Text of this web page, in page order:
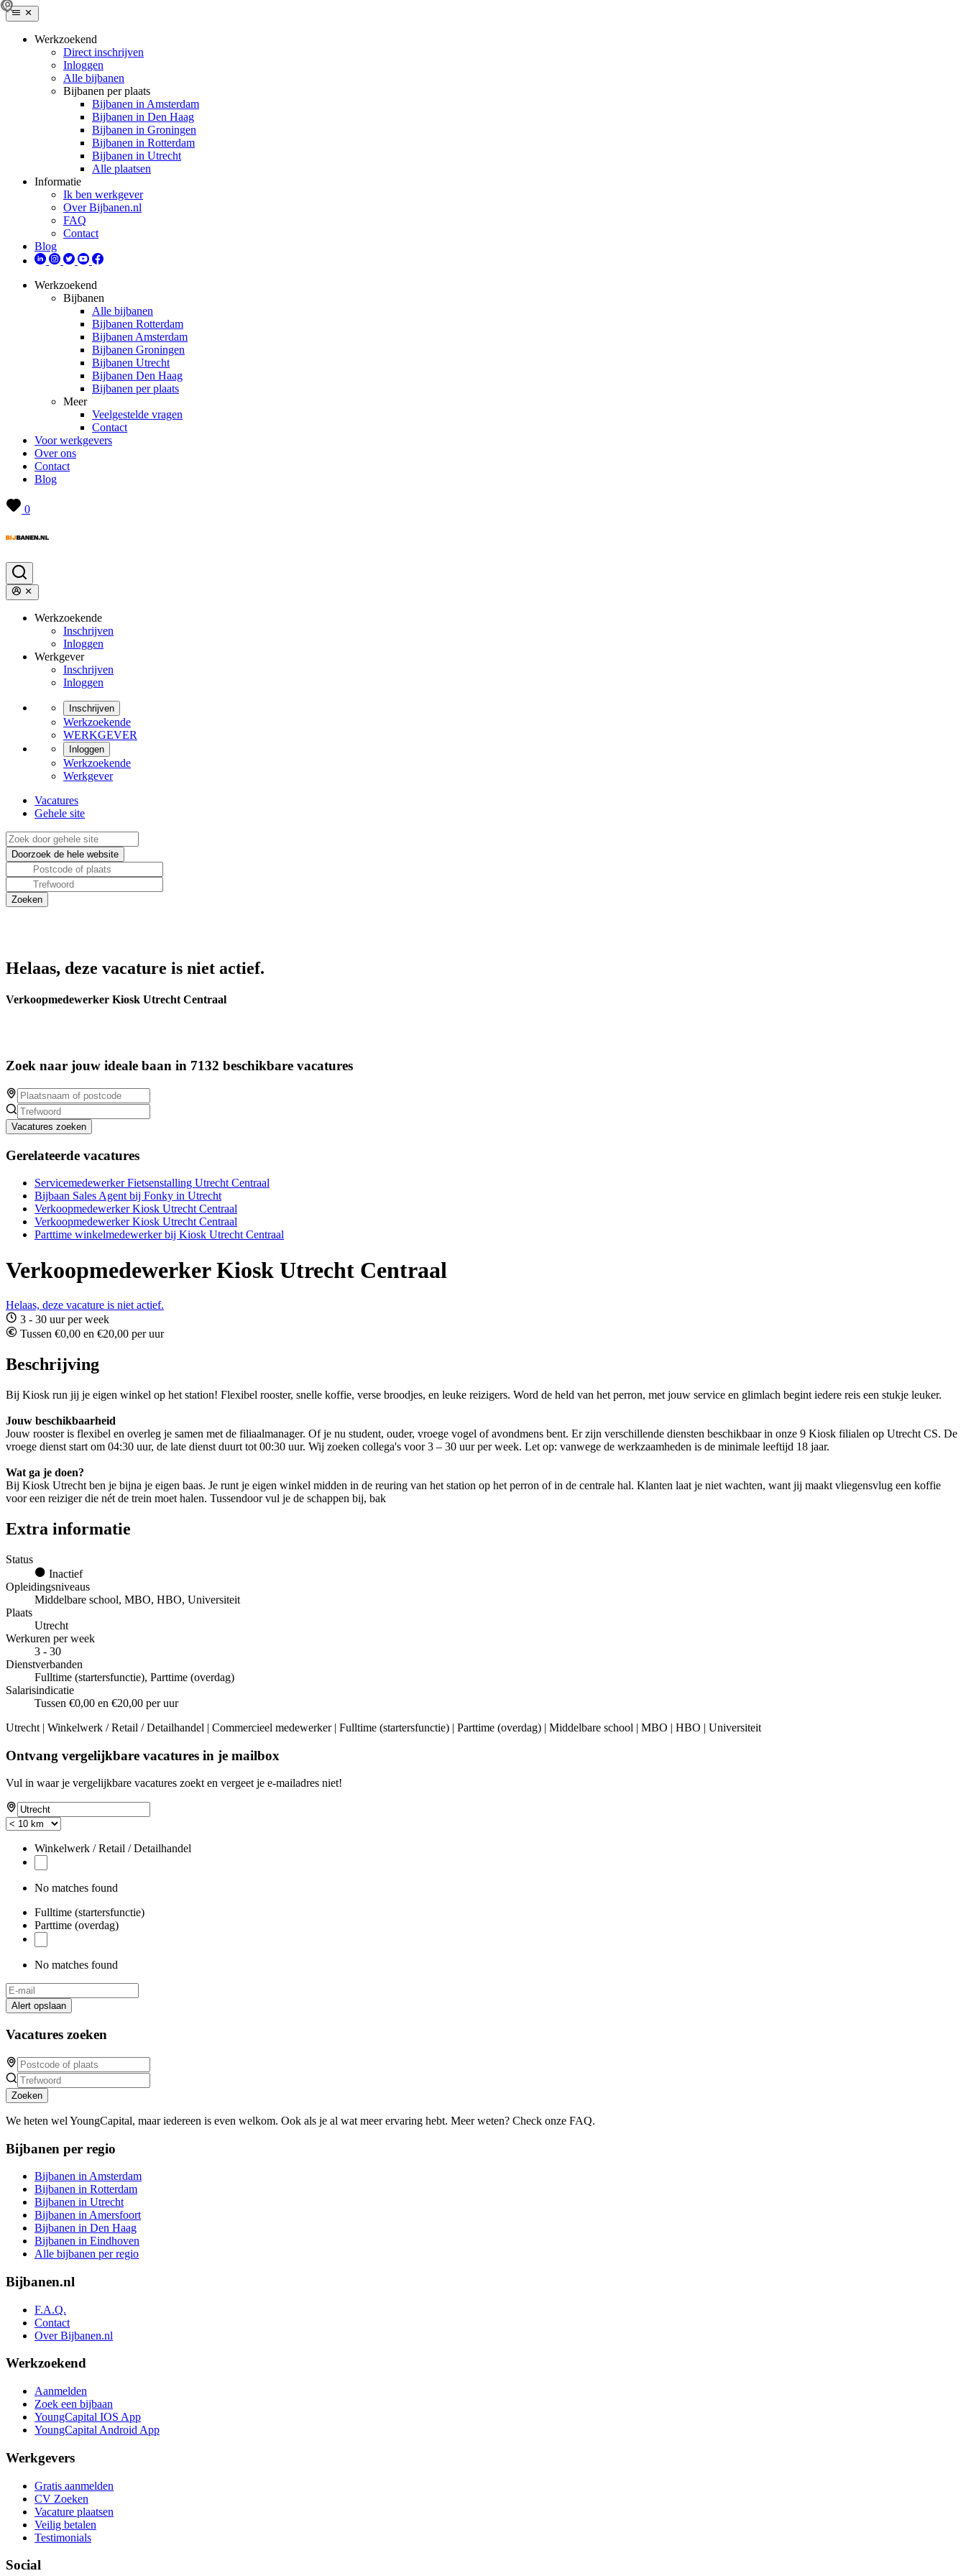
Werkzoekend
Direct inschrijven
Inloggen
Alle bijbanen
Bijbanen per plaats
Bijbanen in Amsterdam
Bijbanen in Den Haag
Bijbanen in Groningen
Bijbanen in Rotterdam
Bijbanen in Utrecht
Alle plaatsen
Informatie
Ik ben werkgever
Over Bijbanen.nl
FAQ
Contact
Blog
Werkzoekend
Bijbanen
Alle bijbanen
Bijbanen Rotterdam
Bijbanen Amsterdam
Bijbanen Groningen
Bijbanen Utrecht
Bijbanen Den Haag
Bijbanen per plaats
Meer
Veelgestelde vragen
Contact
Voor werkgevers
Over ons
Contact
Blog
0
Werkzoekende
Inschrijven
Inloggen
Werkgever
Inschrijven
Inloggen
Inschrijven
Werkzoekende
WERKGEVER
Inloggen
Werkzoekende
Werkgever
Vacatures
Gehele site
Helaas, deze vacature is niet actief.
Verkoopmedewerker Kiosk Utrecht Centraal
Zoek naar jouw ideale baan in 7132 beschikbare vacatures
Vacatures zoeken
Gerelateerde vacatures
Servicemedewerker Fietsenstalling Utrecht Centraal
Bijbaan Sales Agent bij Fonky in Utrecht
Verkoopmedewerker Kiosk Utrecht Centraal
Verkoopmedewerker Kiosk Utrecht Centraal
Parttime winkelmedewerker bij Kiosk Utrecht Centraal
Verkoopmedewerker Kiosk Utrecht Centraal
Helaas, deze vacature is niet actief.
3 - 30 uur per week
Tussen €0,00 en €20,00 per uur
Beschrijving
Bij Kiosk run jij je eigen winkel op het station! Flexibel rooster, snelle koffie, verse broodjes, en leuke reizigers. Word de held van het perron, met jouw service en glimlach begint iedere reis een stukje leuker.
Jouw beschikbaarheid
Jouw rooster is flexibel en overleg je samen met de filiaalmanager. Of je nu student, ouder, vroege vogel of avondmens bent. Er zijn verschillende diensten beschikbaar in onze 9 Kiosk filialen op Utrecht CS. De
vroege dienst start om 04:30 uur, de late dienst duurt tot 00:30 uur. Wij zoeken collega's voor 3 – 30 uur per week. Let op: vanwege de werkzaamheden is de minimale leeftijd 18 jaar.
Wat ga je doen?
Bij Kiosk Utrecht ben je bijna je eigen baas. Je runt je eigen winkel midden in de reuring van het station op het perron of in de centrale hal. Klanten laat je niet wachten, want jij maakt vliegensvlug een koffie
voor een reiziger die nét de trein moet halen. Tussendoor vul je de schappen bij, bak
Extra informatie
Status
Inactief
Opleidingsniveaus
Middelbare school, MBO, HBO, Universiteit
Plaats
Utrecht
Werkuren per week
3 - 30
Dienstverbanden
Fulltime (startersfunctie), Parttime (overdag)
Salarisindicatie
Tussen €0,00 en €20,00 per uur
Utrecht | Winkelwerk / Retail / Detailhandel | Commercieel medewerker | Fulltime (startersfunctie) | Parttime (overdag) | Middelbare school | MBO | HBO | Universiteit
Ontvang vergelijkbare vacatures in je mailbox
Vul in waar je vergelijkbare vacatures zoekt en vergeet je e-mailadres niet!
Winkelwerk / Retail / Detailhandel
No matches found
Fulltime (startersfunctie)
Parttime (overdag)
No matches found
Alert opslaan
Vacatures zoeken
Zoeken
We heten wel YoungCapital, maar iedereen is even welkom. Ook als je al wat meer ervaring hebt. Meer weten? Check onze FAQ.
Bijbanen per regio
Bijbanen in Amsterdam
Bijbanen in Rotterdam
Bijbanen in Utrecht
Bijbanen in Amersfoort
Bijbanen in Den Haag
Bijbanen in Eindhoven
Alle bijbanen per regio
Bijbanen.nl
F.A.Q.
Contact
Over Bijbanen.nl
Werkzoekend
Aanmelden
Zoek een bijbaan
YoungCapital IOS App
YoungCapital Android App
Werkgevers
Gratis aanmelden
CV Zoeken
Vacature plaatsen
Veilig betalen
Testimonials
Social